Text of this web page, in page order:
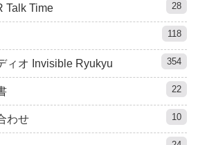
Talk Time 28
118
ィオ Invisible Ryukyu 354
22
わせ 10